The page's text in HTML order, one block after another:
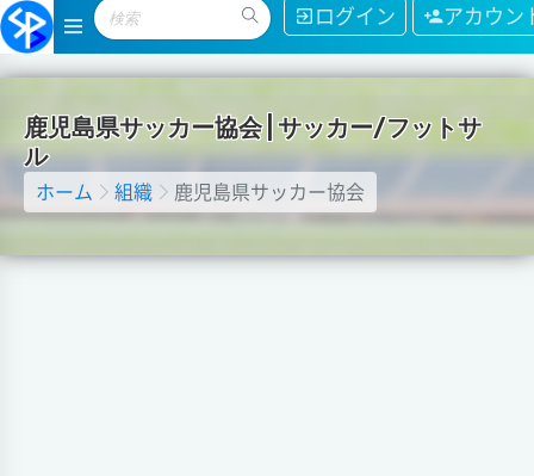
ログイン アカウン
鹿児島県サッカー協会 サッカー/フッ トサ
ル
ホーム 組織 鹿児島県サッカー協会